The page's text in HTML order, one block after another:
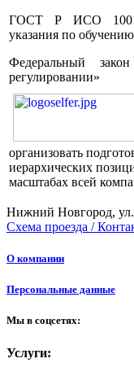
ГОСТ Р ИСО 10015-
указания по
Федеральный
регулировании»
организовать
иерархических
масштабах всей
Нижний Новгород,
Схема проезда /
О компании
Персональные данные
Мы в соцсетях:
Услуги: